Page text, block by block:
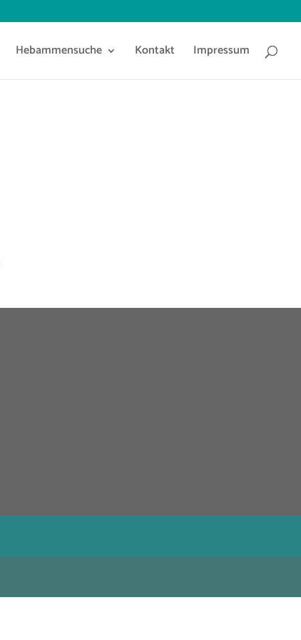
Hebammensuche Kontakt Impressum